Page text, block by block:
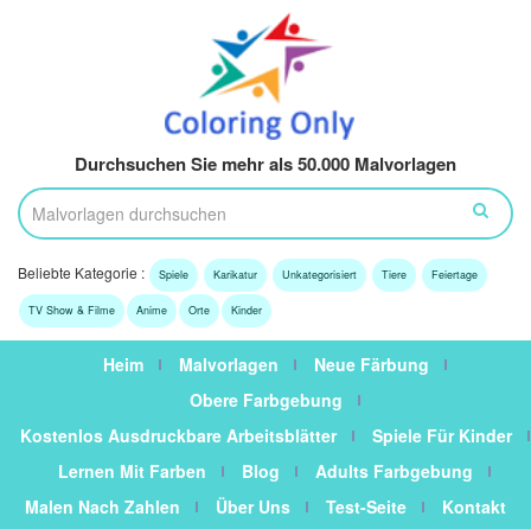
Durchsuchen Sie mehr als 50.000 Malvorlagen
Beliebte Kategorie : Spiele Karikatur Unkategorisiert Tiere Feiertage
TV Show & Filme Anime Orte Kinder
Heim Malvorlagen
Neue Färbung
Obere Farbgebung
Kostenlos Ausdruckbare Arbeitsblätter
Spiele Für Kinder
Lernen Mit Farben
Blog
Adults Farbgebung
Malen Nach Zahlen
Über Uns Test-Seite Kontakt